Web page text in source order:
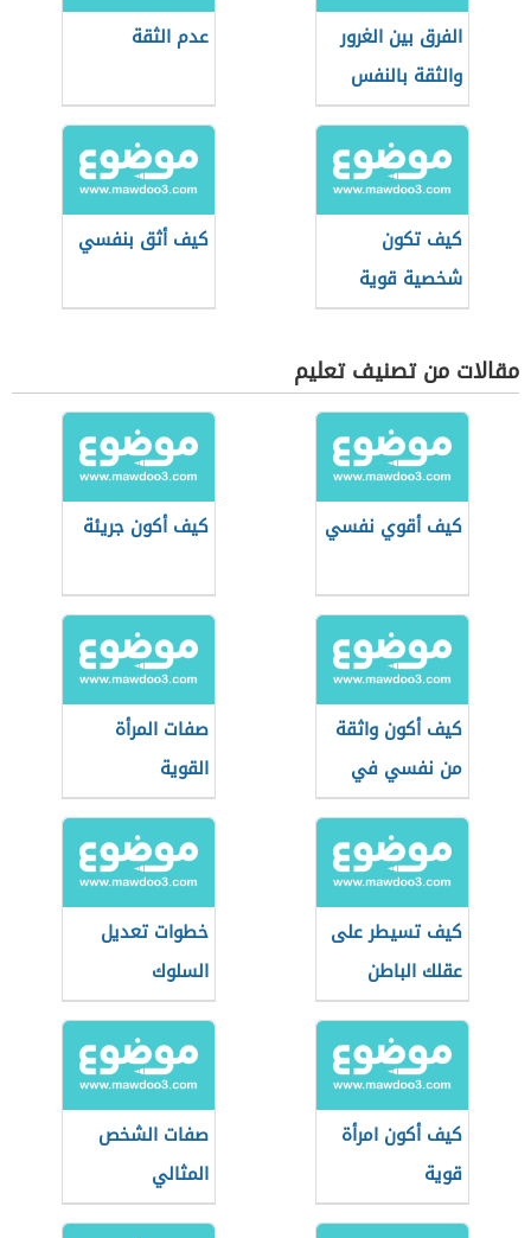
الفرق بين الغرور
والثقة بالنفس
عدم الثقة
كيف تكون
شخصية قوية
كيف أثق بنفسي
مقالات من تصنيف تعليم
كيف أقوي نفسي كيف أكون جريئة
كيف أكون واثقة
من نفسي في
المدرسة
صفات المرأة
القوية
كيف تسيطر على
عقلك الباطن
خطوات تعديل
السلوك
كيف أكون امرأة
قوية
صفات الشخص
المثالي